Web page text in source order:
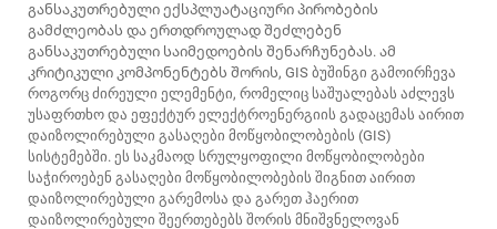
განსაკუთრებული ექსპლუატაციური პირობების
გამძლეობას და ერთდროულად შეძლებენ
განსაკუთრებული საიმედოების შენარჩუნებას. ამ
კრიტიკული კომპონენტებს შორის, GIS ბუშინგი გამოირჩევა
როგორც ძირეული ელემენტი, რომელიც საშუალებას აძლევს
უსაფრთხო და ეფექტურ ელექტროენერგიის გადაცემას აირით
დაიზოლირებული გასაღები მოწყობილობების (GIS)
სისტემებში. ეს საკმაოდ სრულყოფილი მოწყობილობები
საჭიროებენ გასაღები მოწყობილობების შიგნით აირით
დაიზოლირებული გარემოსა და გარეთ ჰაერით
დაიზოლირებული შეერთებებს შორის მნიშვნელოვან